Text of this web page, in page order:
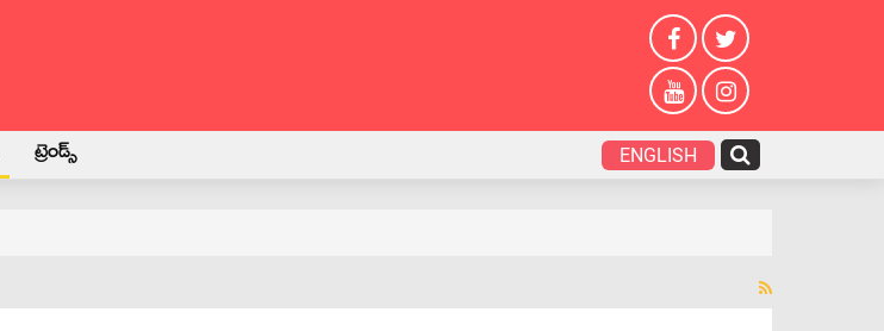
ట్రెండ్స్ ENGLISH